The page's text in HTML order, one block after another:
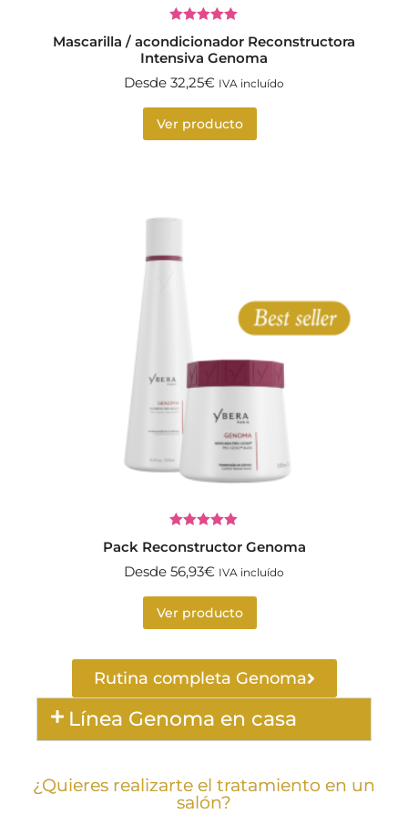
Valorado
con5.00de
5
Mascarilla / acondicionador Reconstructora
Intensiva Genoma
Desde 32,25€ IVA incluído
Ver producto
con5.00de
5
Pack Reconstructor Genoma
Desde 56,93€ IVA incluído
Ver producto
Rutina completa Genoma
Línea Genoma en casa
¿Quieres realizarte el tratamiento en un
salón?